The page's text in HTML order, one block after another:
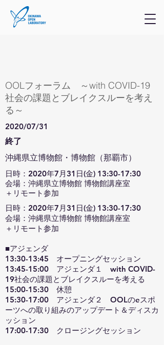
OOLフォーラム ～with COVID-19
社会の課題とブレイクスルーを考え
る～
2020/07/31
終了
沖縄県立博物館・博物館（那覇市）
日時：2020年7月31日(金) 13:30-17:30
会場：沖縄県立博物館 博物館講座室
＋リモート参加
日時：2020年7月31日(金) 13:30-17:30
会場：沖縄県立博物館 博物館講座室
＋リモート参加
■アジェンダ
13:30-13:45 オープニングセッション
13:45-15:00 アジェンダ１ with COVID-
19社会の課題とブレイクスルーを考える
15:00-15:30 休憩
15:30-17:00 アジェンダ２ OOLのeスポ
ーツへの取り組みのアップデート＆ディスカ
ッション
17:00-17:30 クロージングセッション